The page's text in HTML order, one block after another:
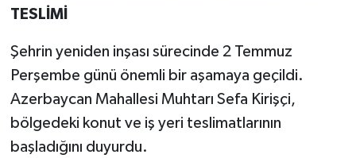
TESLİMİ
Şehrin yeniden inşası sürecinde 2 Temmuz
Perşembe günü önemli bir aşamaya geçildi.
Azerbaycan Mahallesi Muhtarı Sefa Kirişçi,
bölgedeki konut ve iş yeri teslimatlarının
başladığını duyurdu.